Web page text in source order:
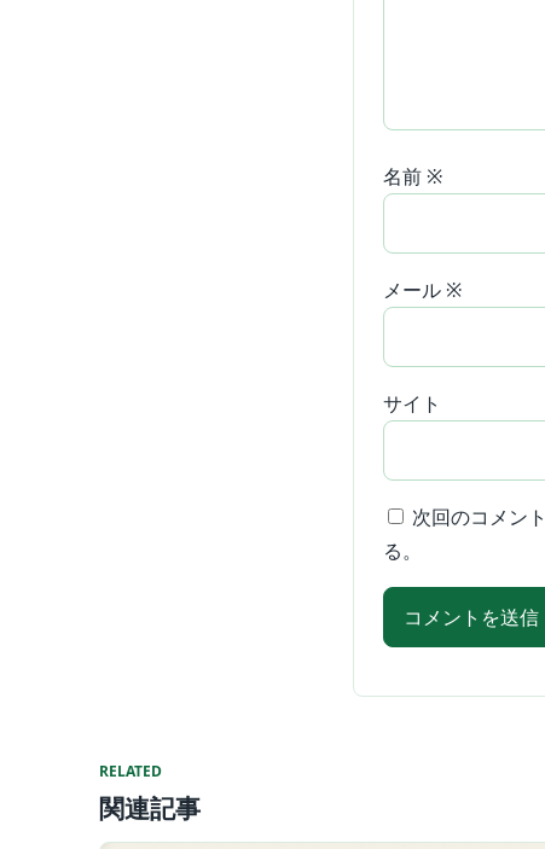
名前 ※
メール ※
サイト
次回のコメン
る。
RELATED
関連記事